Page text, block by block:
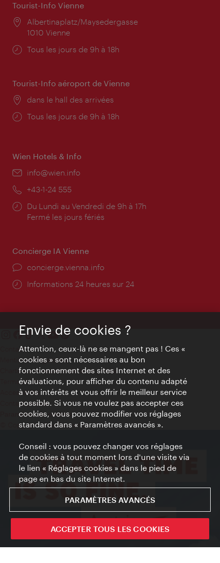
Tourist-Info Vienne
Lieu:
Albertinaplatz/Maysedergasse
1010 Vienne
Horaires
Tous les jours de 9h à 18h
Tourist-Info aéroport de Vienne
Lieu:
dans le hall des arrivées
Horaires
Tous les jours de 9h à 18h
Wien Hotels & Info
E-
info@wien.info
Téléphone:
+43-1-24 555
Horaires
d'ouverture:
Du Lundi au Vendredi de 9h à 17h
Fermé les jours fériés
Concierge IA Vienne
Ort:
concierge.vienna.info
Öffnungszeiten:
Informations 24 heures sur 24
Contact
Mentions obligatoires
Charte sur le respect de la vie privée
Terms of Use
Accessibilité
Contact presse
Paramètres de cookies
© Copyright WienTourismus
Envie de cookies ?
Attention, ceux-là ne se mangent pas ! Ces «
cookies » sont nécessaires au bon
fonctionnement des sites Internet et des
évaluations, pour afficher du contenu adapté
à vos intérêts et vous offrir le meilleur service
possible. Si vous ne voulez pas accepter ces
cookies, vous pouvez modifier vos réglages
standard dans « Paramètres avancés ».
Conseil : vous pouvez changer vos réglages
de cookies à tout moment lors d'une visite via
le lien « Réglages cookies » dans le pied de
page en bas du site Internet.
PARAMÈTRES AVANCÉS
ACCEPTER TOUS LES COOKIES